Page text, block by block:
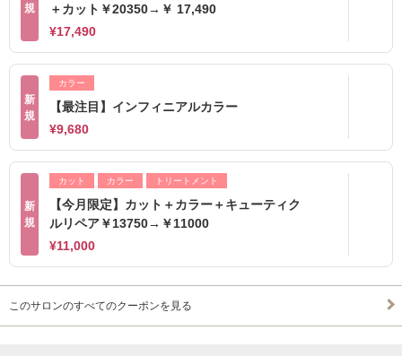
規
＋カット￥20350→￥ 17,490
¥17,490
新
規
カラー
【最注目】インフィニアルカラー
¥9,680
新
規
カット カラー トリートメント
【今月限定】カット＋カラー＋キューティク
ルリペア￥13750→￥11000
¥11,000
このサロンのすべてのクーポンを見る